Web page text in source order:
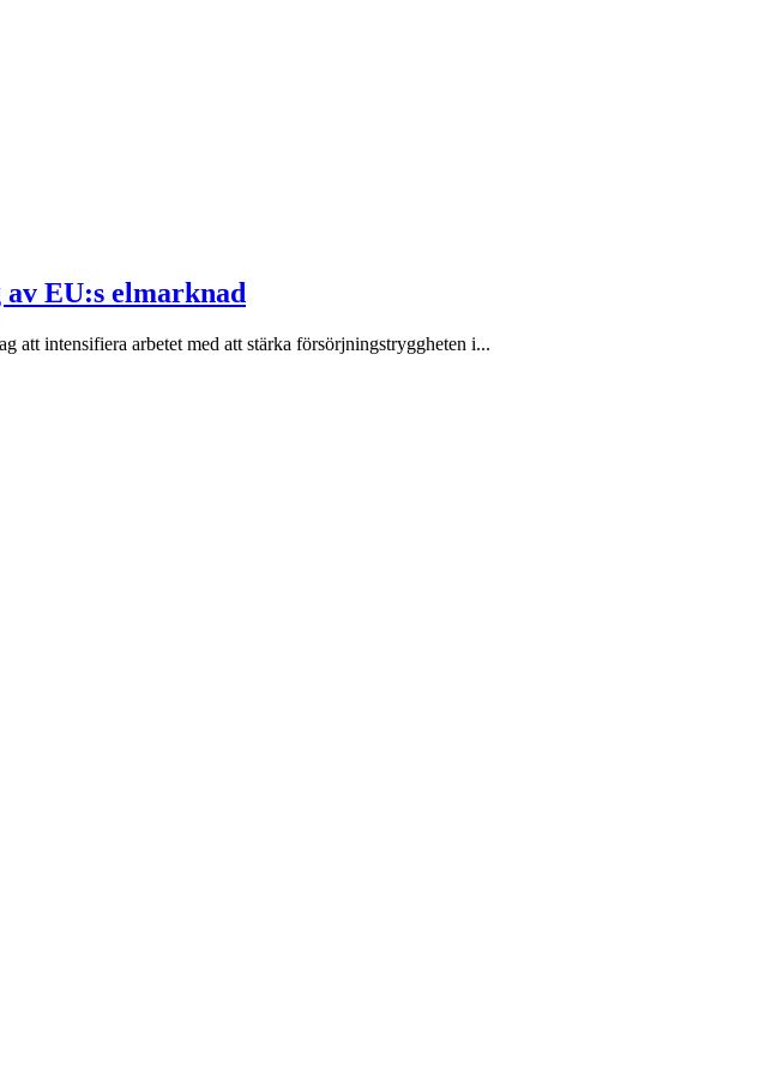
EU:s elmarknad
att intensifiera arbetet med att stärka försörjningstryggheten i...